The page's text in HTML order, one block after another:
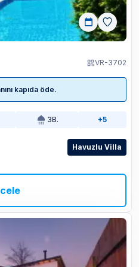
VR-3702
kapıda öde.
3B. +5
Havuzlu Villa